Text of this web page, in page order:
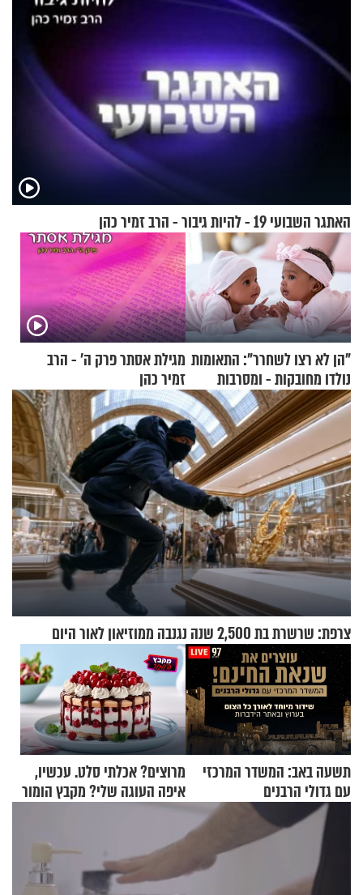
האתגר השבועי 19 - להיות גיבור - הרב זמיר כהן
"הן לא רצו לשחרר": התאומות
נולדו מחובקות - ומסרבות
להיפרד
מגילת אסתר פרק ה’ - הרב
זמיר כהן
צרפת: שרשרת בת 2,500 שנה נגנבה ממוזיאון לאור היום
תשעה באב: המשדר המרכזי
עם גדולי הרבנים
מרוצים? אכלתי סלט. עכשיו,
איפה העוגה שלי? מקבץ הומור
כייפי מספר 1